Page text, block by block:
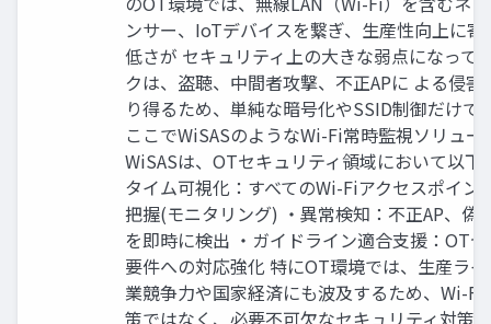
ンサー、IoTデバイスを繋ぎ、生産性向上に
低さが セキュリティ上の大きな弱点になって
クは、盗聴、中間者攻撃、不正APに よる侵
り得るため、単純な暗号化やSSID制御だけ
ここでWiSASのようなWi-Fi常時監視ソリュ
WiSASは、OTセキュリティ領域において以下
タイム可視化：すべてのWi-Fiアクセスポイン
把握(モニタリング) ・異常検知：不正AP、偽
を即時に検出 ・ガイドライン適合支援：OT
要件への対応強化 特にOT環境では、生産ラ
業競争力や国家経済にも波及するため、Wi-
策ではなく、必要不可欠なセキュリティ対策